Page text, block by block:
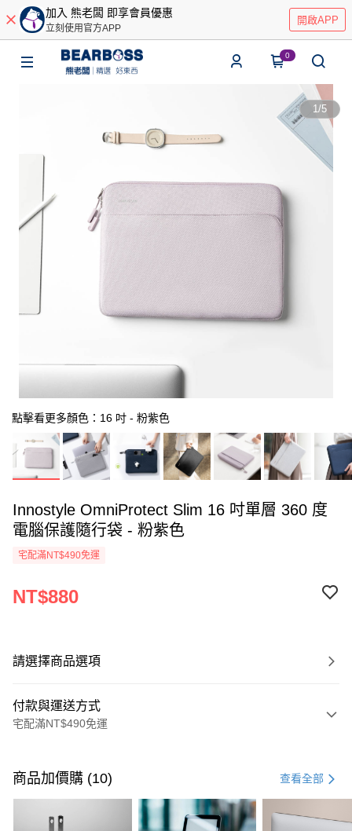
加入 熊老闆 即享會員優惠
立刻使用官方APP
開啟APP
0
1/5
點擊看更多顏色：16 吋 - 粉紫色
Innostyle OmniProtect Slim 16 吋單層 360 度
電腦保護隨行袋 - 粉紫色
宅配滿NT$490免運
NT$880
請選擇商品選項
付款與運送方式
宅配滿NT$490免運
信用卡一次付款
商品加價購 (10) 查看全部